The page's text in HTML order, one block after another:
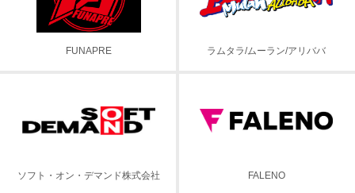
FUNAPRE ラムタラ/ムーラン/アリババ
ソフト・オン・デマンド株式会社 FALENO